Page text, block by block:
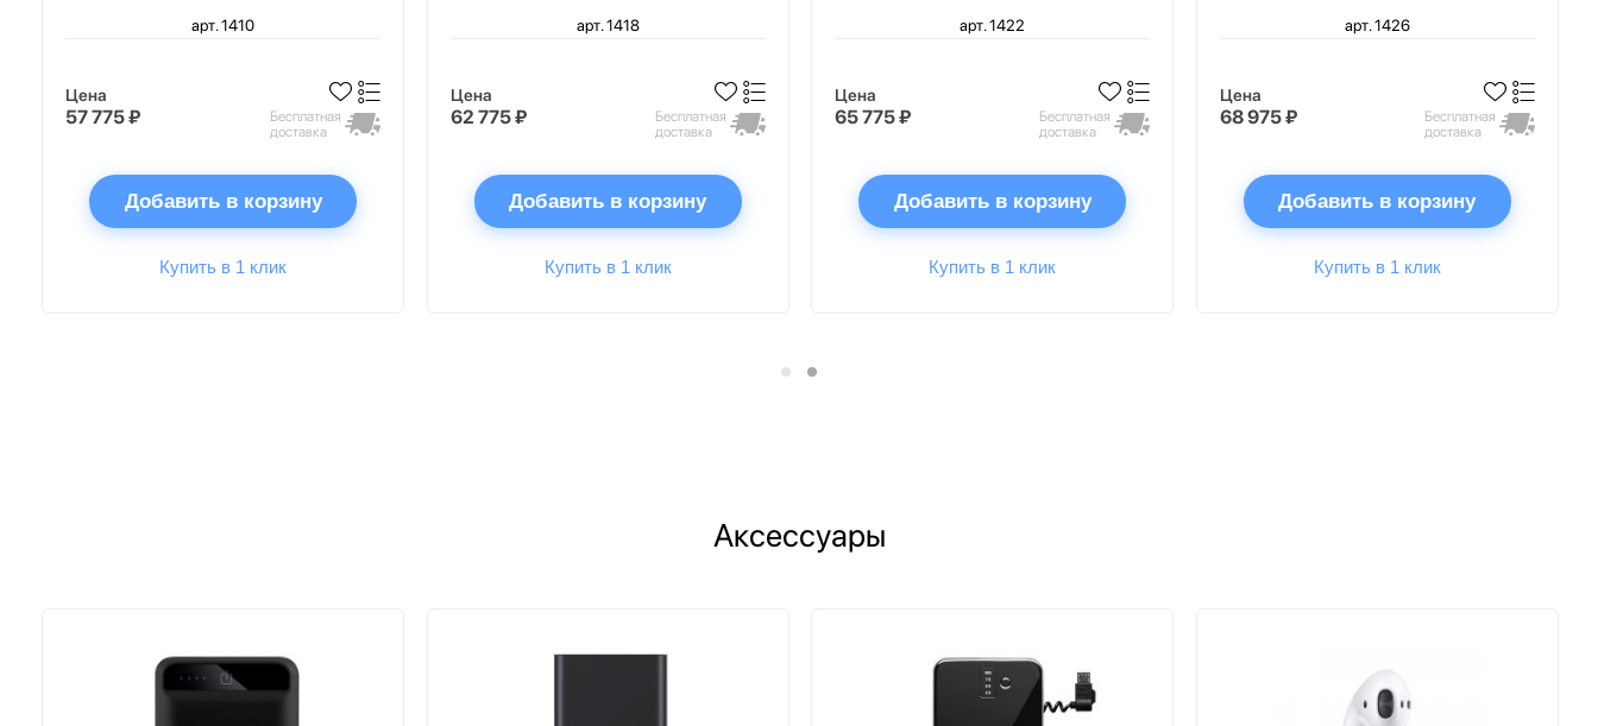
арт. 1410
Цена
57 775 ₽
Бесплатная
доставка
Добавить в корзину
Купить в 1 клик
арт. 1418
Цена
62 775 ₽
Бесплатная
доставка
Добавить в корзину
Купить в 1 клик
арт. 1422
Цена
65 775 ₽
Бесплатная
доставка
Добавить в корзину
Купить в 1 клик
арт. 1426
Цена
68 975 ₽
Бесплатная
доставка
Добавить в корзину
Купить в 1 клик
Аксессуары